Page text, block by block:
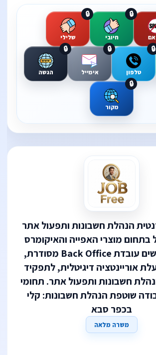
חיובי
🔒
שלילי
🔒
טלפון
🔒
אימייל
🔒
הגשה
🔒
מקור
🔒
הנהלת חשבונות ותפעול אתר
בתחום מוצרי האפייה והאיקומרס
אנחנו מחפשים עובדת Back Office מסודרת,
אוריינטציה דיגיטלית, לתפקיד
חשבונות ותפעול אתר. תחומי
שוטפת הנהלת חשבונות: קלי
בכפר סבא
משרה מלאה